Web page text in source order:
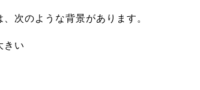
次のような背景があります。
きい